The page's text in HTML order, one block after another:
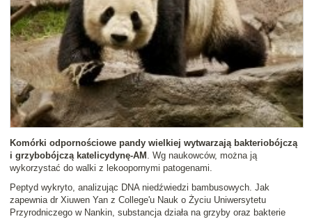
Komórki odpornościowe pandy wielkiej wytwarzają bakteriobójczą
i grzybobójczą katelicydynę-AM . Wg naukowców, można ją
wykorzystać do walki z lekoopornymi patogenami.
Peptyd wykryto, analizując DNA niedźwiedzi bambusowych. Jak
zapewnia dr Xiuwen Yan z College'u Nauk o Życiu Uniwersytetu
Przyrodniczego w Nankin, substancja działa na grzyby oraz bakterie